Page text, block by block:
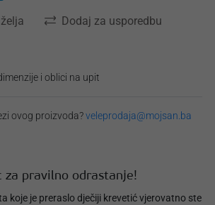
Dodaj za usporedbu
i oblici na upit
ovog proizvoda?veleprodaja@mojsan.ba
za pravilno odrastanje!
koje je preraslo dječiji krevetić vjerovatno ste